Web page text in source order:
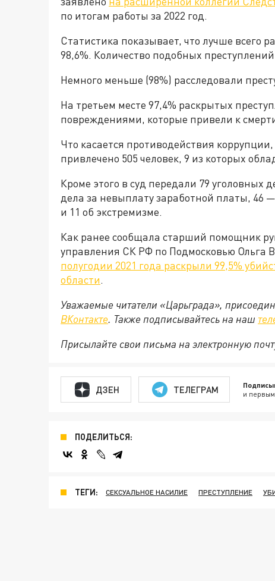
по итогам работы за 2022 год.
Статистика показывает, что лучше всего
98,6%. Количество подобных преступлений
Немного меньше (98%) расследовали
На третьем месте 97,4% раскрытых
повреждениями, которые привели к
Что касается противодействия
привлечено 505 человек, 9 из которых
Кроме этого в суд передали 79 уголовных
дела за невыплату заработной платы,
и 11 об экстремизме.
Как ранее сообщала старший помощник
управления СК РФ по Подмосковью Ольга
полугодии 2021 года раскрыли 99,5%
области.
Уважаемые читатели «Царьграда»,
ВКонтакте. Также подписывайтесь на наш
Присылайте свои письма на электронную
ДЗЕН ТЕЛЕГРАМ и
ПОДЕЛИТЬСЯ:
ТЕГИ: СЕКСУАЛЬНОЕ НАСИЛИЕ ПРЕСТУПЛЕНИЕ